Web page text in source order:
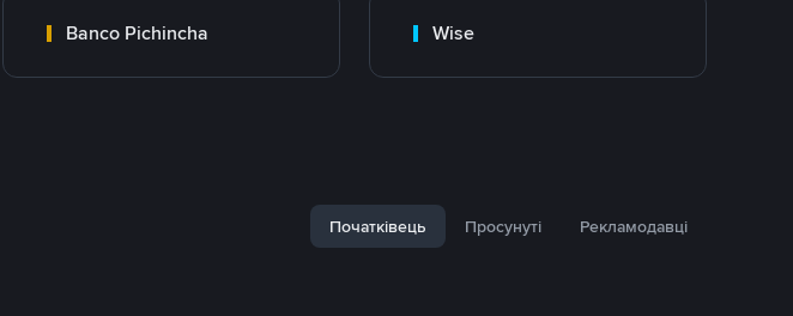
Banco Pichincha Wise
Початківець Просунуті Рекламодавці